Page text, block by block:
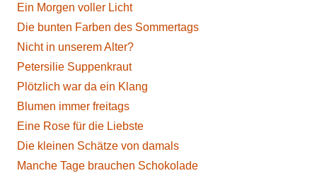
Ein Morgen voller Licht
Die bunten Farben des Sommertags
Nicht in unserem Alter?
Petersilie Suppenkraut
Plötzlich war da ein Klang
Blumen immer freitags
Eine Rose für die Liebste
Die kleinen Schätze von damals
Manche Tage brauchen Schokolade